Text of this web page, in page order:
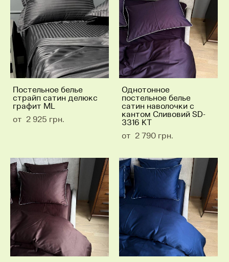
Постельное белье
страйп сатин делюкс
графит ML
от 2 925 грн.
Однотонное
постельное белье
сатин наволочки с
кантом Сливовий SD-
3316 KT
от 2 790 грн.